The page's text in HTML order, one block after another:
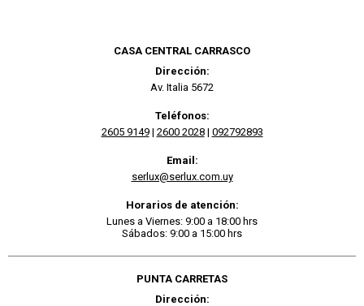
CASA CENTRAL CARRASCO
Dirección:
Av. Italia 5672
Teléfonos:
2605 9149| 2600 2028| 092792893
Email:
serlux@serlux.com.uy
Horarios de atención:
Lunes a Viernes: 9:00 a 18:00 hrs
Sábados: 9:00 a 15:00 hrs
PUNTA CARRETAS
Dirección: